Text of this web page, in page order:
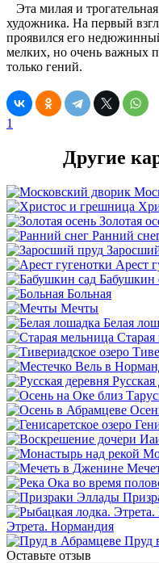
Эта милая и
художника. На первый
проявился его
мелких, но очень важных
только гений.
1
Другие
Золотая
Ранний
Арест
Бабушкин
Больная
Мечты
Белая
Старая
Русская
Этрета. Нормандия
Пруд
Оставьте отзыв